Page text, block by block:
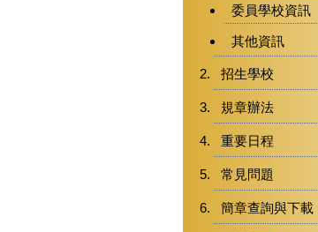
委員學校資訊
其他資訊
招生學校
規章辦法
重要日程
常見問題
簡章查詢與下載